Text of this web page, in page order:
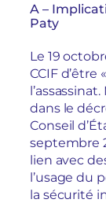
A –
Paty
Le 19
CCIF
dans le
Conseil
septembre
lien avec
l’usage du
la sécurité